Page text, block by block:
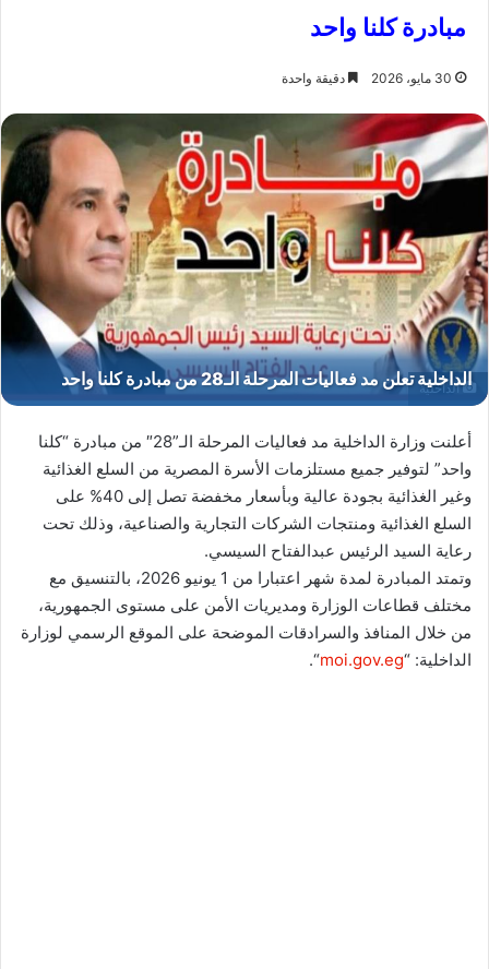
مبادرة كلنا واحد
30 مايو، 2026 دقيقة واحدة
الداخلية
أعلنت وزارة الداخلية مد فعاليات المرحلة الـ”28″ من مبادرة “كلنا
واحد” لتوفير جميع مستلزمات الأسرة المصرية من السلع الغذائية
وغير الغذائية بجودة عالية وبأسعار مخفضة تصل إلى 40% على
السلع الغذائية ومنتجات الشركات التجارية والصناعية، وذلك تحت
رعاية السيد الرئيس عبدالفتاح السيسي.
وتمتد المبادرة لمدة شهر اعتبارا من 1 يونيو 2026، بالتنسيق مع
مختلف قطاعات الوزارة ومديريات الأمن على مستوى الجمهورية،
من خلال المنافذ والسرادقات الموضحة على الموقع الرسمي لوزارة
الداخلية: “moi.gov.eg
“.